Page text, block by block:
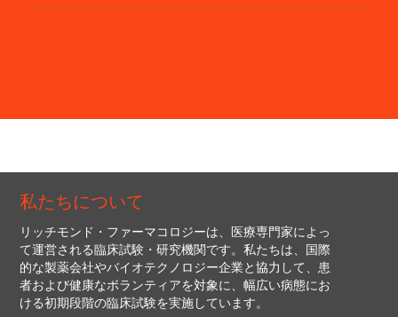
私たちについて
リッチモンド・ファーマコロジーは、医療専門家によっ
て運営される臨床試験・研究機関です。私たちは、国際
的な製薬会社やバイオテクノロジー企業と協力して、患
者および健康なボランティアを対象に、幅広い病態にお
ける初期段階の臨床試験を実施しています。